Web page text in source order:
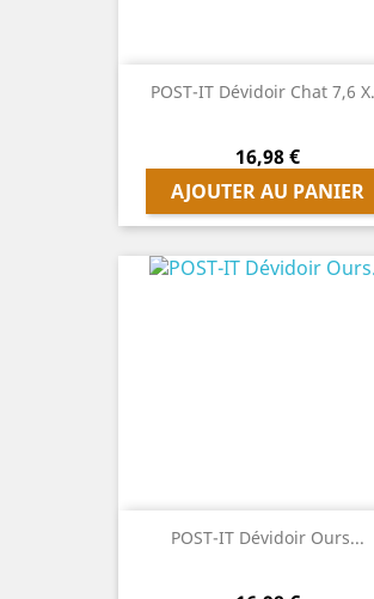
POST-IT Dévidoir Chat 7,6
Prix
16,98 €
AJOUTER AU PANIER
POST-IT Dévidoir Ours...